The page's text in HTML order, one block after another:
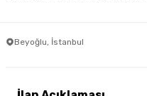
Beyoğlu, İstanbul